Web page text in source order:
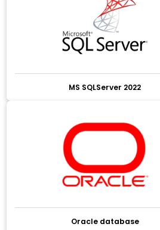
MS SQLServer 2022
Oracle database